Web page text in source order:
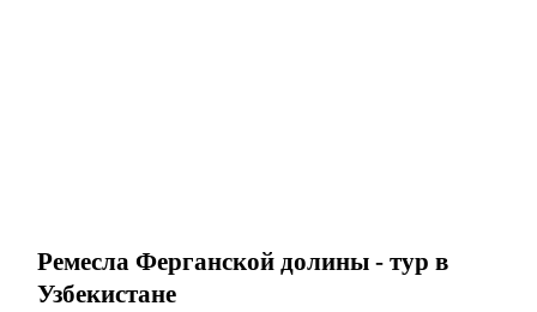
Ремесла Ферганской долины - тур в
Узбекистане